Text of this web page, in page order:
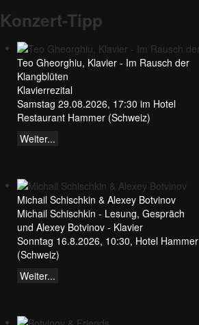
Konzert-Tipp
Teo Gheorghiu, Klavier - Im Rausch der
Klangblüten
Klavierrezital
Samstag 29.08.2026, 17:30 im Hotel
Restaurant Hammer (Schweiz)
Weiter...
Michail Schischkin & Alexey Botvinov
Michail Schischkin - Lesung, Gespräch
und Alexey Botvinov - Klavier
Sonntag 16.8.2026, 10:30, Hotel Hammer
(Schweiz)
Weiter...